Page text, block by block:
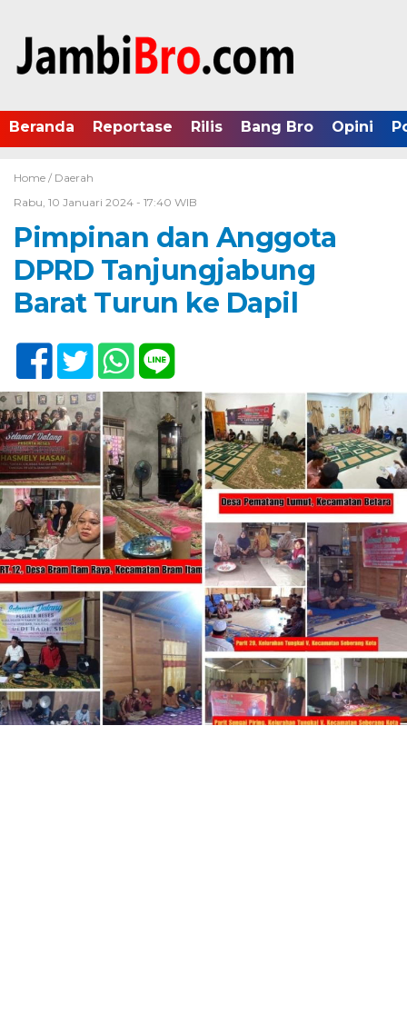
Beranda Reportase Rilis Bang Bro Opini
Home / Daerah
Rabu, 10 Januari 2024 - 17:40 WIB
Pimpinan dan Anggota
DPRD Tanjungjabung
Barat Turun ke Dapil